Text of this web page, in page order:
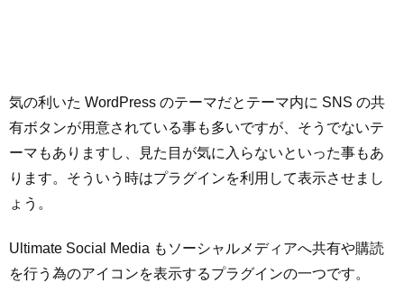
気の利いた WordPress のテーマだとテーマ内に SNS の共
有ボタンが用意されている事も多いですが、そうでないテ
ーマもありますし、見た目が気に入らないといった事もあ
ります。そういう時はプラグインを利用して表示させまし
ょう。
Ultimate Social Media もソーシャルメディアへ共有や購読
を行う為のアイコンを表示するプラグインの一つです。